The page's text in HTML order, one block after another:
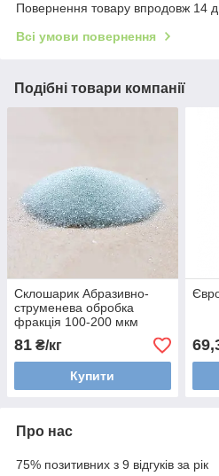
Повернення товару впродовж 14
Всі умови повернення
Подібні товари компанії
Склошарик Абразивно-
струменева обробка
фракція 100-200 мкм
81 ₴/кг
Купити
Про нас
75% позитивних з 9 відгуків за рік